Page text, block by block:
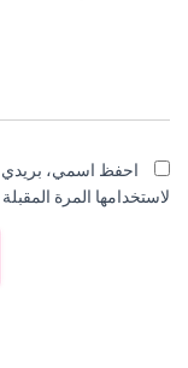
احفظ اسمي، بريدي
لاستخدامها المرة